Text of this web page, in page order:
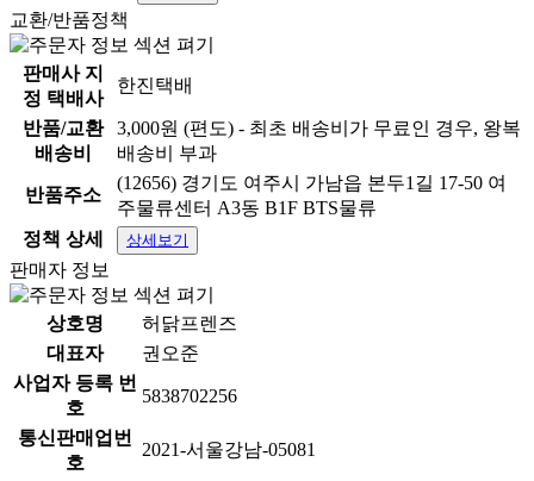
교환/반품정책
판매사 지
정 택배사
한진택배
반품/교환
배송비
3,000원 (편도) - 최초 배송비가 무료인 경우, 왕복
배송비 부과
반품주소
(12656) 경기도 여주시 가남읍 본두1길 17-50 여
주물류센터 A3동 B1F BTS물류
정책 상세
상세보기
판매자 정보
상호명
허닭프렌즈
대표자
권오준
사업자 등록 번
호
5838702256
통신판매업번
호
2021-서울강남-05081